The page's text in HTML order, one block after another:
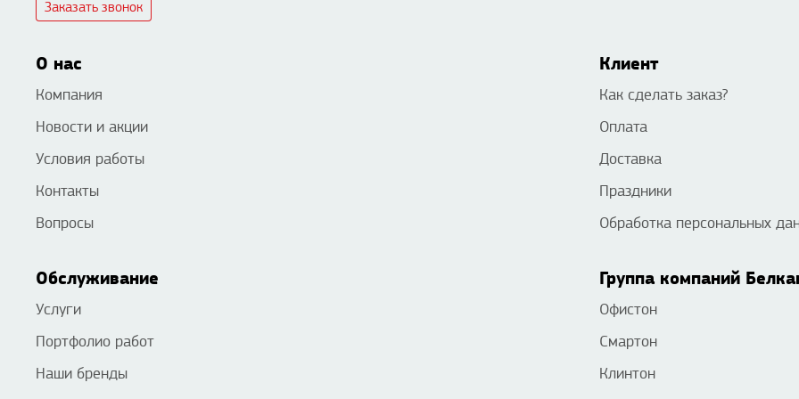
Заказать звонок
О нас
Компания
Новости и акции
Условия работы
Контакты
Вопросы
Клиент
Как сделать заказ?
Оплата
Доставка
Праздники
Обработка персональных
Обслуживание
Услуги
Портфолио работ
Наши бренды
Группа компаний
Офистон
Смартон
Клинтон